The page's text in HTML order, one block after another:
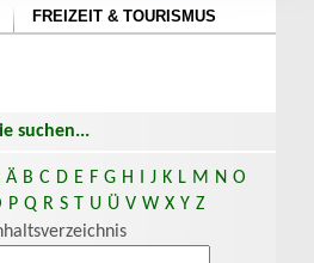
FREIZEIT & TOURISMUS
suchen...
Ä B C D E F G H J K L M N O
P Q R S T U Ü V W X Y Z